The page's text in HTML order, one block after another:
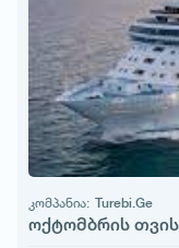
კომპანია: Turebi.Ge
ოქტომბრის